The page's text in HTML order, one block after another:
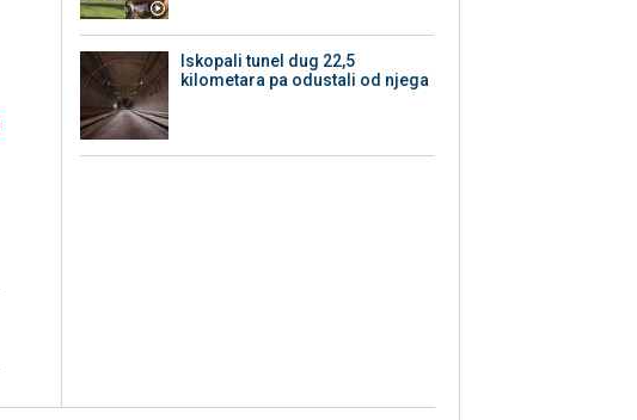
Iskopali tunel dug 22,5
kilometara pa odustali od njega